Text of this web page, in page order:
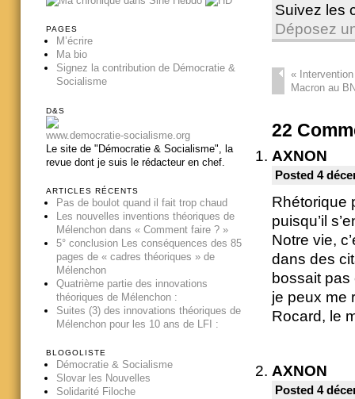
Suivez les
Déposez
«Intervention
Macron au
22
AXNON
Posted 4
Rhétorique
puisqu’il
Notre vie,
dans des
bossait pas
je peux me
Rocard, le
AXNON
Posted 4
PAGES
M’écrire
Ma bio
Signez la contribution de Démocratie &
Socialisme
D&S
www.democratie-socialisme.org
Le site de "Démocratie & Socialisme", la
revue dont je suis le rédacteur en chef.
ARTICLES RÉCENTS
Pas de boulot quand il fait trop chaud
Les nouvelles inventions théoriques de
Mélenchon dans « Comment faire ? »
5° conclusion Les conséquences des 85
pages de « cadres théoriques » de
Mélenchon
Quatrième partie des innovations
théoriques de Mélenchon :
Suites (3) des innovations théoriques de
Mélenchon pour les 10 ans de LFI :
BLOGOLISTE
Démocratie & Socialisme
Slovar les Nouvelles
Solidarité Filoche